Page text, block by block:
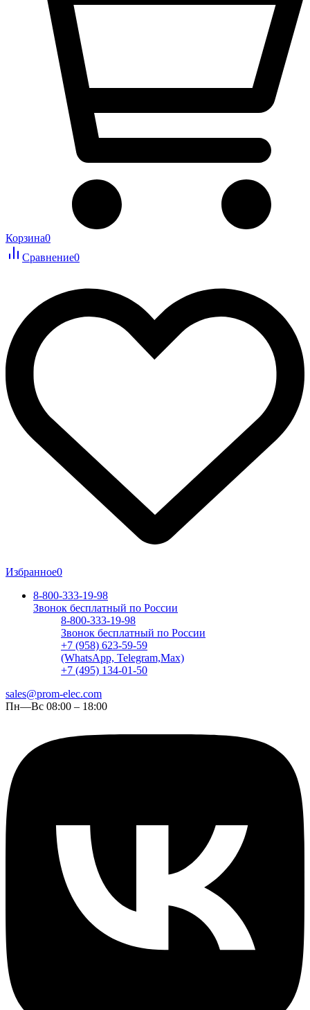
Корзина0
Сравнение0
Избранное0
8-800-333-19-98
Звонок бесплатный по России
8-800-333-19-98
Звонок бесплатный по России
+7 (958) 623-59-59
(WhatsApp, Telegram,Max)
+7 (495) 134-01-50
sales@prom-elec.com
Пн—Вс 08:00 – 18:00